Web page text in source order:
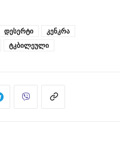
დესერტი
კენკრა
ტკბილეული